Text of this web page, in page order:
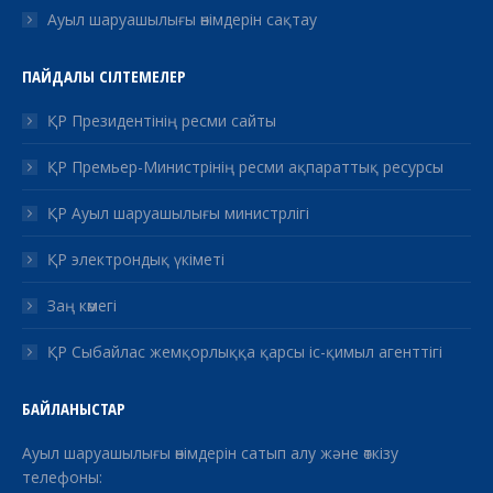
Ауыл шаруашылығы өнімдерін сақтау
ПАЙДАЛЫ СІЛТЕМЕЛЕР
ҚР Президентінің ресми сайты
ҚР Премьер-Министрінің ресми ақпараттық ресурсы
ҚР Ауыл шаруашылығы министрлігі
ҚР электрондық үкіметі
Заң көмегі
ҚР Сыбайлас жемқорлыққа қарсы іс-қимыл агенттігі
БАЙЛАНЫСТАР
Ауыл шаруашылығы өнімдерін сатып алу және өткізу
телефоны: